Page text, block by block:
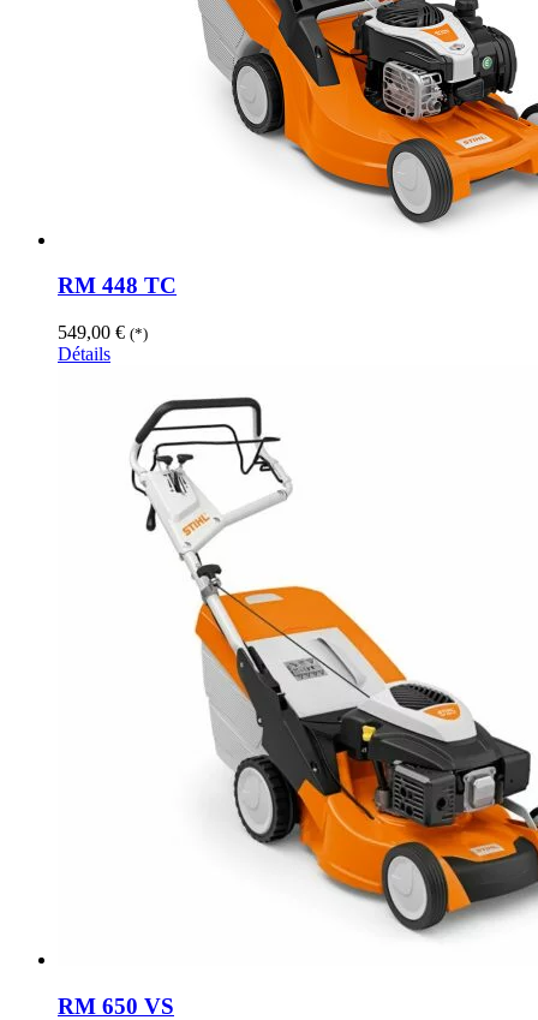
RM 448 TC
549,00 € (*)
Détails
RM 650 VS